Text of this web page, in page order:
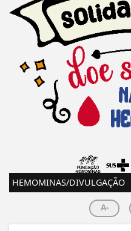
HEMOMINAS/DIVULGAÇÃO
A-